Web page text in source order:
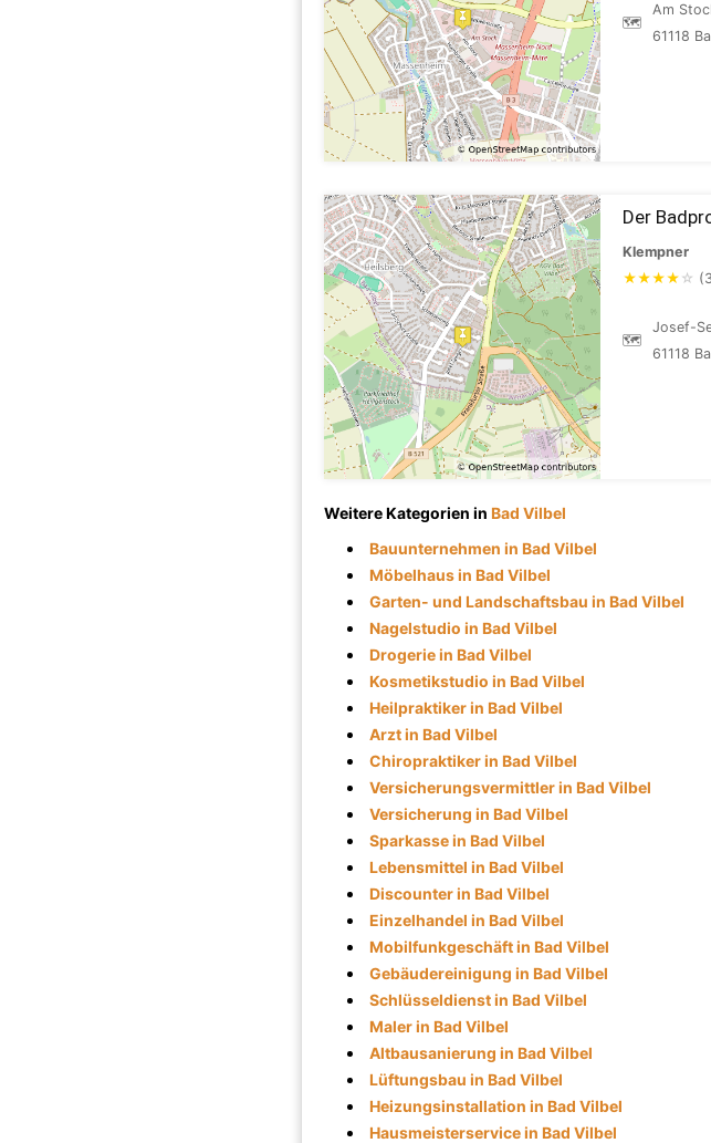
🗺
Am
61118
Der
Klempner
★★★★ ☆
🗺
Josef-
61118
Weitere Kategorien in Bad Vilbel
Bauunternehmen in Bad Vilbel
Möbelhaus in Bad Vilbel
Garten- und Landschaftsbau in Bad Vilbel
Nagelstudio in Bad Vilbel
Drogerie in Bad Vilbel
Kosmetikstudio in Bad Vilbel
Heilpraktiker in Bad Vilbel
Arzt in Bad Vilbel
Chiropraktiker in Bad Vilbel
Versicherungsvermittler in Bad Vilbel
Versicherung in Bad Vilbel
Sparkasse in Bad Vilbel
Lebensmittel in Bad Vilbel
Discounter in Bad Vilbel
Einzelhandel in Bad Vilbel
Mobilfunkgeschäft in Bad Vilbel
Gebäudereinigung in Bad Vilbel
Schlüsseldienst in Bad Vilbel
Maler in Bad Vilbel
Altbausanierung in Bad Vilbel
Lüftungsbau in Bad Vilbel
Heizungsinstallation in Bad Vilbel
Hausmeisterservice in Bad Vilbel